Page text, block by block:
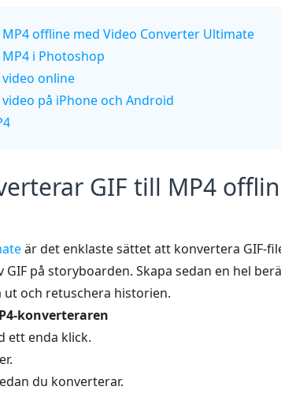
offline med Video Converter Ultimate
i Photoshop
online
på iPhone och Android
GIF till MP4
är det enklaste sättet att konvertera GIF-
på storyboarden. Skapa sedan en hel
och retuschera historien.
konverteraren
ett enda klick.
du konverterar.